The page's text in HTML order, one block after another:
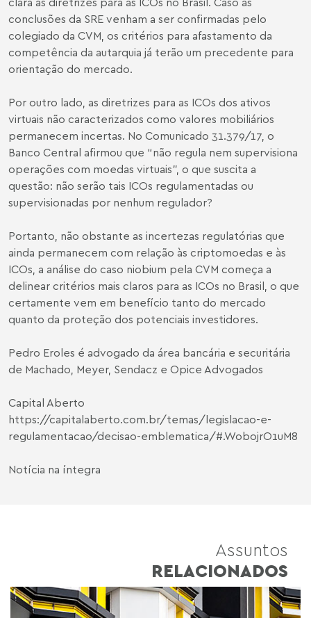
conclusões da SRE venham a ser confirmadas pelo
colegiado da CVM, os critérios para afastamento da
competência da autarquia já terão um precedente para
orientação do mercado.
Por outro lado, as diretrizes para as ICOs dos ativos
virtuais não caracterizados como valores mobiliários
permanecem incertas. No Comunicado 31.379/17, o
Banco Central afirmou que “não regula nem supervisiona
operações com moedas virtuais”, o que suscita a
questão: não serão tais ICOs regulamentadas ou
supervisionadas por nenhum regulador?
Portanto, não obstante as incertezas regulatórias que
ainda permanecem com relação às criptomoedas e às
ICOs, a análise do caso niobium pela CVM começa a
delinear critérios mais claros para as ICOs no Brasil, o que
certamente vem em benefício tanto do mercado
quanto da proteção dos potenciais investidores.
Pedro Eroles é advogado da área bancária e securitária
de Machado, Meyer, Sendacz e Opice Advogados
Capital Aberto
https://capitalaberto.com.br/temas/legislacao-e-
regulamentacao/decisao-emblematica/#.WobojrO1uM8
Notícia na íntegra
Assuntos
RELACIONADOS